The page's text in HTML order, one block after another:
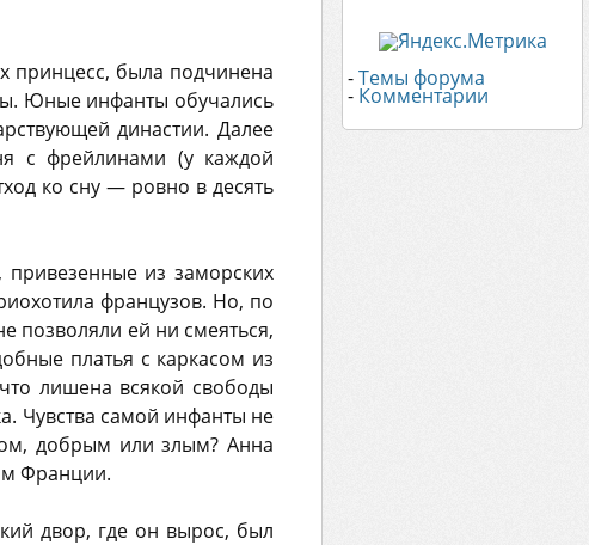
-Темы форума
- Комментарии
принцесс, была подчинена
Юные инфанты обучались
династии. Далее
с фрейлинами (у каждой
ко сну — ровно в десять
из заморских
французов. Но, по
позволяли ей ни смеяться,
платья с каркасом из
лишена всякой свободы
Чувства самой инфанты не
добрым или злым? Анна
Франции.
двор, где он вырос, был